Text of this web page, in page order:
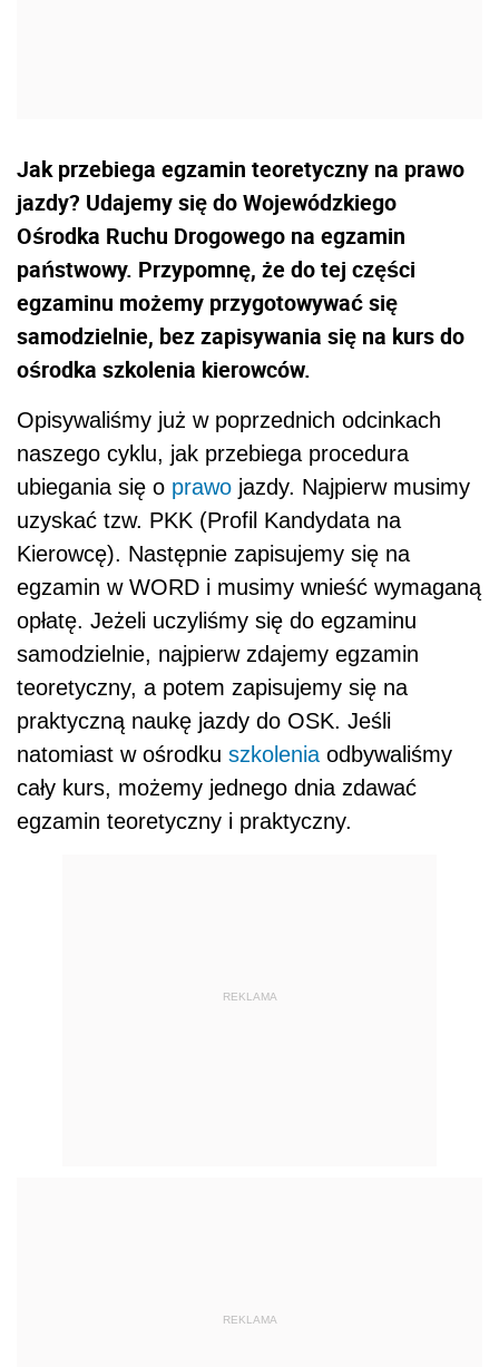
Jak przebiega egzamin teoretyczny na prawo
jazdy? Udajemy się do Wojewódzkiego
Ośrodka Ruchu Drogowego na egzamin
państwowy. Przypomnę, że do tej części
egzaminu możemy przygotowywać się
samodzielnie, bez zapisywania się na kurs do
ośrodka szkolenia kierowców.
Opisywaliśmy już w poprzednich odcinkach
naszego cyklu, jak przebiega procedura
ubiegania się o prawo jazdy. Najpierw musimy
uzyskać tzw. PKK (Profil Kandydata na
Kierowcę). Następnie zapisujemy się na
egzamin w WORD i musimy wnieść wymaganą
opłatę. Jeżeli uczyliśmy się do egzaminu
samodzielnie, najpierw zdajemy egzamin
teoretyczny, a potem zapisujemy się na
praktyczną naukę jazdy do OSK. Jeśli
natomiast w ośrodku szkolenia odbywaliśmy
cały kurs, możemy jednego dnia zdawać
egzamin teoretyczny i praktyczny.
REKLAMA
REKLAMA